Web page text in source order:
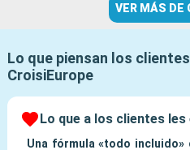
VER MÁS DE
Lo que piensan los
CroisiEurope
Lo que a los clientes
Una fórmula «todo incluido»